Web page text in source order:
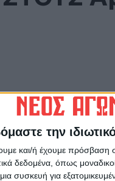
την
και/ή έχουμε
δεδομένα, όπως
συσκευή για
στο Google News!